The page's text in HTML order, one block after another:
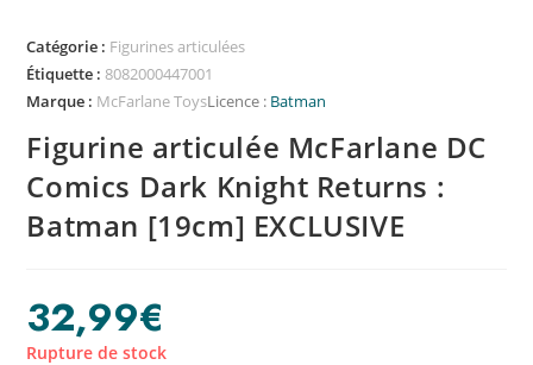
Catégorie : Figurines articulées
Étiquette :8082000447001
Marque : McFarlane ToysLicence : Batman
Figurine articulée McFarlane DC
Comics Dark Knight Returns :
Batman [19cm] EXCLUSIVE
32,99€
Rupture de stock